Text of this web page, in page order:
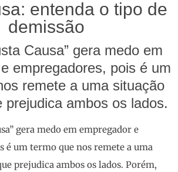
entenda o tipo de
demissão
Causa” gera medo em
empregadores, pois é um
remete a uma situação
prejudica ambos os lados.
gera medo em empregador e
é um termo que nos remete a uma
prejudica ambos os lados. Porém,